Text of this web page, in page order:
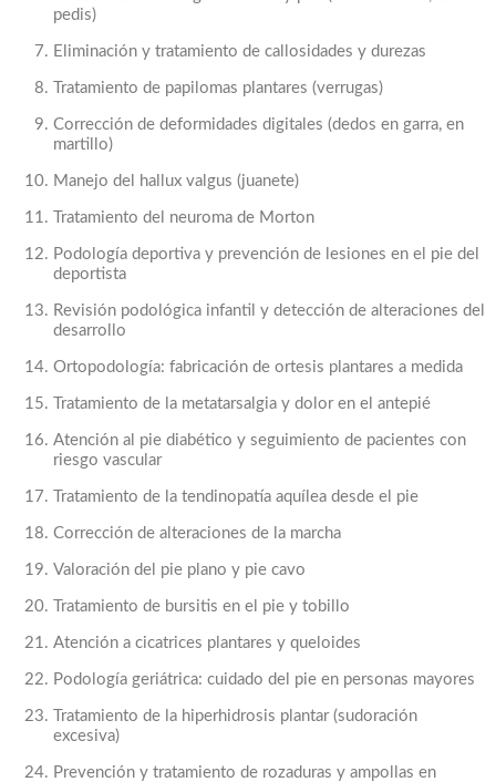
pedis)
Eliminación y tratamiento de callosidades y durezas
Tratamiento de papilomas plantares (verrugas)
Corrección de deformidades digitales (dedos en garra, en
martillo)
Manejo del hallux valgus (juanete)
Tratamiento del neuroma de Morton
Podología deportiva y prevención de lesiones en el pie del
deportista
Revisión podológica infantil y detección de alteraciones del
desarrollo
Ortopodología: fabricación de ortesis plantares a medida
Tratamiento de la metatarsalgia y dolor en el antepié
Atención al pie diabético y seguimiento de pacientes con
riesgo vascular
Tratamiento de la tendinopatía aquílea desde el pie
Corrección de alteraciones de la marcha
Valoración del pie plano y pie cavo
Tratamiento de bursitis en el pie y tobillo
Atención a cicatrices plantares y queloides
Podología geriátrica: cuidado del pie en personas mayores
Tratamiento de la hiperhidrosis plantar (sudoración
excesiva)
Prevención y tratamiento de rozaduras y ampollas en